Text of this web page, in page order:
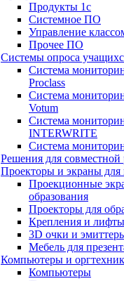
Продукты 1с
Системное ПО
Управление
Прочее ПО
Системы опроса
Система
Proclass
Система
Votum
Система
INTERWRITE
Система
Решения для совместной
Проекторы и экраны для
Проекционные
образования
Проекторы для
Крепления и
3D очки и
Мебель для
Компьютеры и
Компьютеры